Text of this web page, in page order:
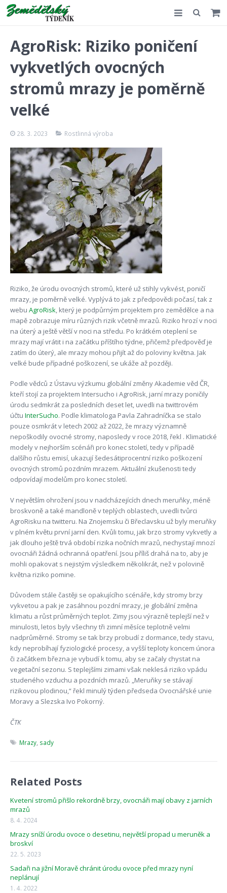
Komentář
Akce
E-shop
AgroRisk: Riziko poničení
vykvetlých ovocných
stromů mrazy je poměrně
velké
28. 3. 2023 Rostlinná výroba
Riziko, že úrodu ovocných stromů, které už stihly vykvést, poničí
mrazy, je poměrně velké. Vyplývá to jak z předpovědi počasí, tak z
webu AgroRisk, který je podpůrným projektem pro zemědělce a na
mapě zobrazuje míru různých rizik včetně mrazů. Riziko hrozí v noci
na úterý a ještě větší v noci na středu. Po krátkém oteplení se
mrazy mají vrátit i na začátku příštího týdne, přičemž předpověď je
zatím do úterý, ale mrazy mohou přijít až do poloviny května. Jak
velké bude případné poškození, se ukáže až později.
Podle vědců z Ústavu výzkumu globální změny Akademie věd ČR,
kteří stojí za projektem Intersucho i AgroRisk, jarní mrazy poničily
úrodu sedmkrát za posledních deset let, uvedli na twittrovém
účtu InterSucho. Podle klimatologa Pavla Zahradníčka se stalo
pouze osmkrát v letech 2002 až 2022, že mrazy významně
nepoškodily ovocné stromy, naposledy v roce 2018, řekl . Klimatické
modely v nejhorším scénáři pro konec století, tedy v případě
dalšího růstu emisí, ukazují šedesátiprocentní riziko poškození
ovocných stromů pozdním mrazem. Aktuální zkušenosti tedy
odpovídají modelům pro konec století.
V největším ohrožení jsou v nadcházejících dnech meruňky, méně
broskvoně a také mandloně v teplých oblastech, uvedli tvůrci
AgroRisku na twitteru. Na Znojemsku či Břeclavsku už byly meruňky
v plném květu první jarní den. Kvůli tomu, jak brzo stromy vykvetly a
jak dlouho ještě trvá období rizika nočních mrazů, nechystají mnozí
ovocnáři žádná ochranná opatření. Jsou příliš drahá na to, aby je
mohli opakovat s nejistým výsledkem několikrát, než v polovině
května riziko pomine.
Důvodem stále častěji se opakujícího scénáře, kdy stromy brzy
vykvetou a pak je zasáhnou pozdní mrazy, je globální změna
klimatu a růst průměrných teplot. Zimy jsou výrazně teplejší než v
minulosti, letos byly všechny tři zimní měsíce teplotně velmi
nadprůměrné. Stromy se tak brzy probudí z dormance, tedy stavu,
kdy neprobíhají fyziologické procesy, a vyšší teploty koncem února
či začátkem března je vybudí k tomu, aby se začaly chystat na
vegetační sezonu. S teplejšími zimami však neklesá riziko vpádu
studeného vzduchu a pozdních mrazů. „Meruňky se stávají
rizikovou plodinou,“ řekl minulý týden předseda Ovocnářské unie
Moravy a Slezska Ivo Pokorný.
ČTK
Mrazy, sady
Related Posts
Kvetení stromů přišlo rekordně brzy, ovocnáři mají obavy z jarních
mrazů
8. 4. 2024
Mrazy sníží úrodu ovoce o desetinu, největší propad u meruněk a
broskví
22. 5. 2023
Sadaři na jižní Moravě chránit úrodu ovoce před mrazy nyní
neplánují
1. 4. 2022